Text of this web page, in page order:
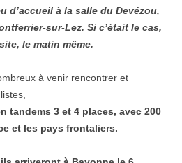
d’accueil à la salle du Devézou,
sur-Lez. Si c’était le cas,
le matin même.
à venir rencontrer et
tandems 3 et 4 places, avec 200
et les pays frontaliers.